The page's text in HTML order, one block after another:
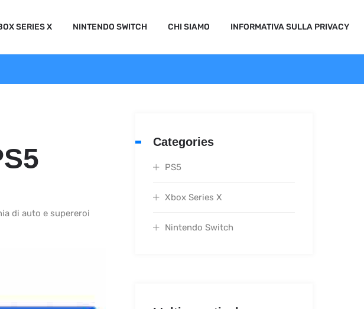
SERIES X NINTENDO SWITCH CHI SIAMO INFORMATIVA SULLA PRIVACY
di auto e supereroi
Categories
PS5
Xbox Series X
Nintendo Switch